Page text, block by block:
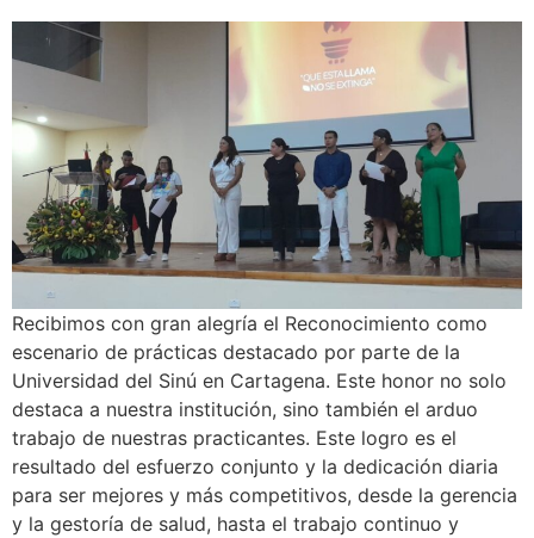
Recibimos con gran alegría el Reconocimiento como
escenario de prácticas destacado por parte de la
Universidad del Sinú en Cartagena. Este honor no solo
destaca a nuestra institución, sino también el arduo
trabajo de nuestras practicantes. Este logro es el
resultado del esfuerzo conjunto y la dedicación diaria
para ser mejores y más competitivos, desde la gerencia
y la gestoría de salud, hasta el trabajo continuo y